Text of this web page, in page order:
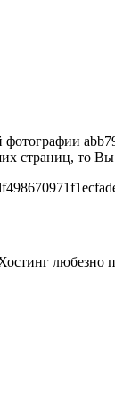
страниц, то
любезно